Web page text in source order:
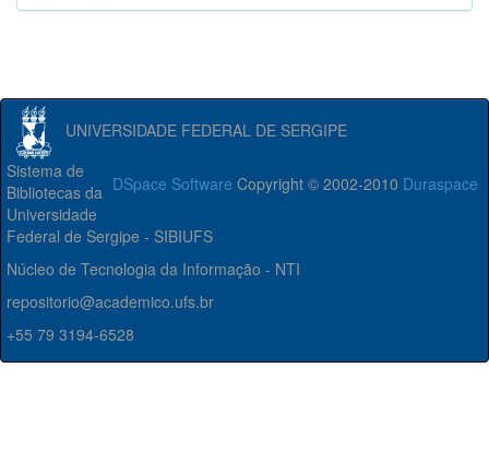
UNIVERSIDADE FEDERAL DE SERGIPE
DSpace Software Copyright © 2002-2010 Duraspace
Sistema de
Bibliotecas da
Universidade
Federal de Sergipe - SIBIUFS
Núcleo de Tecnologia da Informação - NTI
repositorio@academico.ufs.br
+55 79 3194-6528